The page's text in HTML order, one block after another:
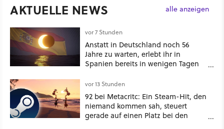
AKTUELLE NEWS alle anzeigen
vor 7 Stunden
Anstatt in Deutschland noch 56
Jahre zu warten, erlebt ihr in
Spanien bereits in wenigen Tagen
vor 13 Stunden
92 bei Metacritc: Ein Steam-Hit, den
niemand kommen sah, steuert
gerade auf einen Platz bei den